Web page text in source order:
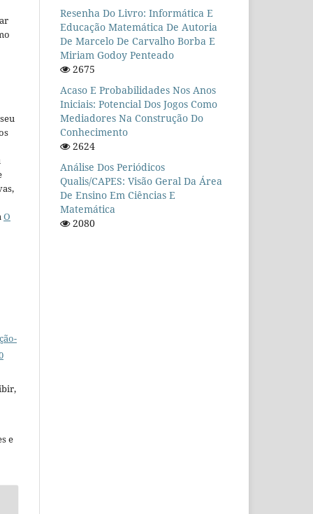
O
e
Resenha Do Livro: Informática E
Educação Matemática De Autoria
De Marcelo De Carvalho Borba E
Miriam Godoy Penteado
2675
Acaso E Probabilidades Nos Anos
Iniciais: Potencial Dos Jogos Como
Mediadores Na Construção Do
Conhecimento
2624
Análise Dos Periódicos
Qualis/CAPES: Visão Geral Da Área
De Ensino Em Ciências E
Matemática
2080